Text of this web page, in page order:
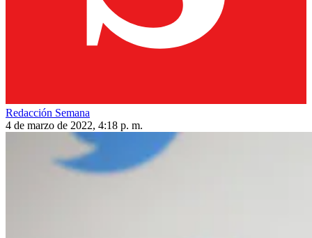
Redacción Semana
4 de marzo de 2022, 4:18 p. m.